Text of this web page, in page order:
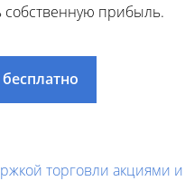
собственную прибыль.
торговли акциями